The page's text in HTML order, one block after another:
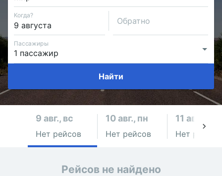
Когда?
Обратно
Пассажиры
Найти
9 авг., вс
Нет рейсов
10 авг., пн
Нет рейсов
11 авг., вт
Нет рейсов
Рейсов не найдено